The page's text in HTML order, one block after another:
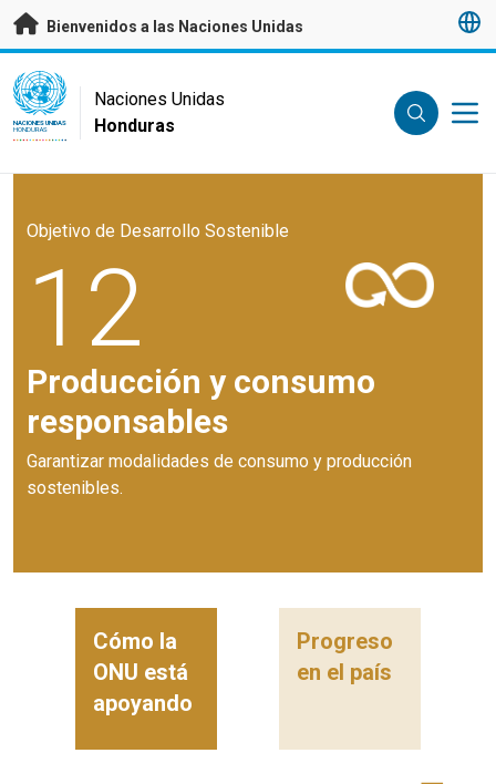
Saltar a contenido principal
Bienvenidos a las Naciones Unidas
UN Logo
NACIONES UNIDAS
HONDURAS
Naciones Unidas
Honduras
Objetivo de Desarrollo Sostenible
12
Producción y consumo
responsables
Garantizar modalidades de consumo y producción
sostenibles.
Cómo la
ONU está
apoyando
Progreso
en el país